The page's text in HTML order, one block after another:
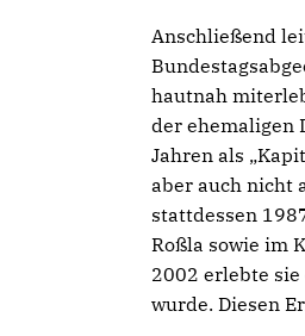
Anschließend
hautnah
der ehemaligen
Jahren als
aber auch nicht
stattdessen
Roßla sowie im
2002 erlebte
wurde. Diesen